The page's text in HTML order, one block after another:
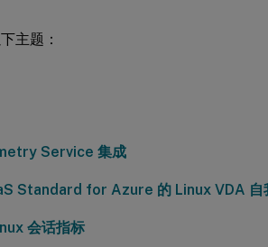
主题：
Service 集成
Standard for Azure 的 Linux VDA 自
会话指标